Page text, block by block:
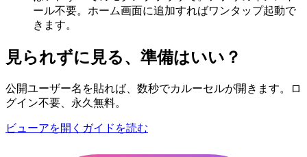
ール不要。ホーム画面に追加すればワンタップ起動で
きます。
見られずに見る、準備はいい？
公開ユーザー名を貼れば、数秒でカルーセルが開きます。ロ
グイン不要、永久無料。
ビューアを開く ガイドを読む